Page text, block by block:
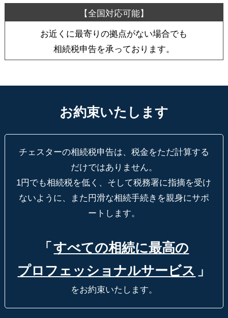
お近くに最寄りの拠点がない場合でも
相続税申告を承っております。
お約束いたします
チェスターの相続税申告は、税金をただ計算する
だけではありません。
1円でも相続税を低く、そして税務署に指摘を受け
ないように、
また円滑な相続手続きを親身にサポ
ートします。
「 すべての相続に最高の
プロフェッショナルサービス 」
をお約束いたします。